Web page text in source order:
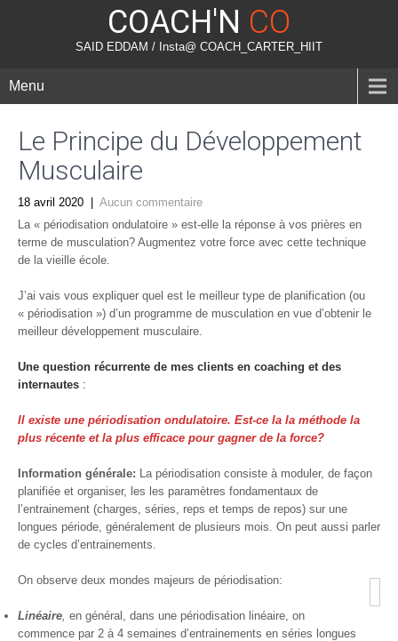
COACH'N CO
SAID EDDAM / Insta@ COACH_CARTER_HIIT
Menu
Le Principe du Développement
Musculaire
18 avril 2020
Aucun commentaire
La « périodisation ondulatoire » est-elle la réponse à vos prières en
terme de musculation? Augmentez votre force avec cette technique
de la vieille école.
J’ai vais vous expliquer quel est le meilleur type de planification (ou
« périodisation ») d’un programme de musculation en vue d’obtenir le
meilleur développement musculaire.
Une question récurrente de mes clients en coaching et des
internautes :
Il existe une périodisation ondulatoire. Est-ce la la méthode la
plus récente et la plus efficace pour gagner de la force?
Information générale: La périodisation consiste à moduler, de façon
planifiée et organiser, les les paramètres fondamentaux de
l’entrainement (charges, séries, reps et temps de repos) sur une
longues période, généralement de plusieurs mois. On peut aussi parler
de cycles d’entrainements.
On observe deux mondes majeurs de périodisation:
Linéaire, en général, dans une périodisation linéaire, on
commence par 2 à 4 semaines d’entrainements en séries longues